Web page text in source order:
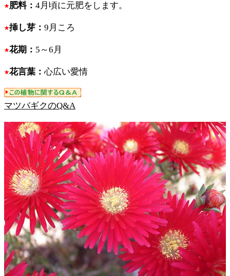
肥料： 4月頃に元肥をします。
挿し芽： 9月ころ
花期： 5～6月
花言葉：心広い愛情
マツバギクのQ&A